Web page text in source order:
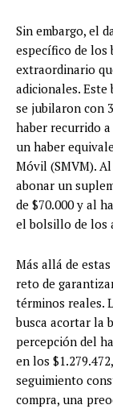
Sin embargo, el
específico de los
extraordinario
adicionales.
se jubilaron con
haber recurrido
un haber
Móvil (SMVM).
abonar un
de $70.000 y al
el bolsillo de los
Más allá de
reto de
términos reales.
busca acortar la
percepción del
en los
seguimiento
compra, una